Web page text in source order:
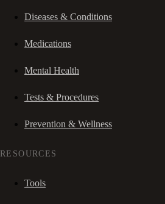
Diseases & Conditions
Medications
Mental Health
Tests & Procedures
Prevention & Wellness
RESOURCES
Tools